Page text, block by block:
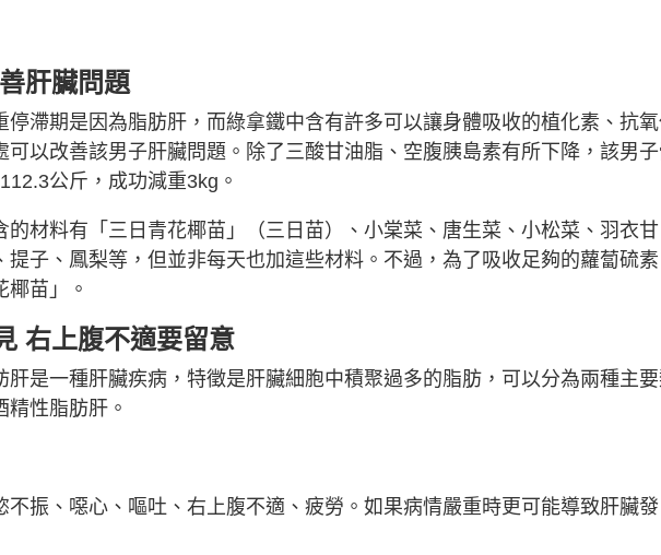
肝臟問題
停滯期是因為脂肪肝，而綠拿鐵中含有許多可以讓身體吸收的植化素、抗
可以改善該男子肝臟問題。除了三酸甘油脂、空腹胰島素有所下降，該男
公斤，成功減重3kg。
的材料有「三日青花椰苗」（三日苗）、小棠菜、唐生菜、小松菜、羽衣甘
提子、鳳梨等，但並非每天也加這些材料。不過，為了吸收足夠的蘿蔔硫素
苗」。
右上腹不適要留意
肝是一種肝臟疾病，特徵是肝臟細胞中積聚過多的脂肪，可以分為兩種主
性脂肪肝。
不振、噁心、嘔吐、右上腹不適、疲勞。如果病情嚴重時更可能導致肝臟發